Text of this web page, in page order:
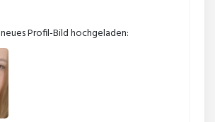
neues Profil-Bild hochgeladen: